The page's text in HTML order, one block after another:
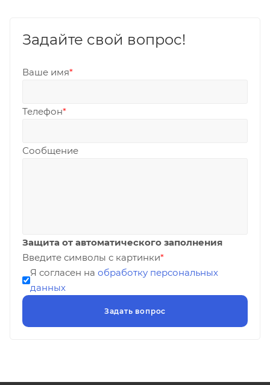
Задайте свой вопрос!
Ваше имя*
Телефон*
Сообщение
Защита от автоматического заполнения
Введите символы с картинки*
Я согласен на обработку персональных
данных